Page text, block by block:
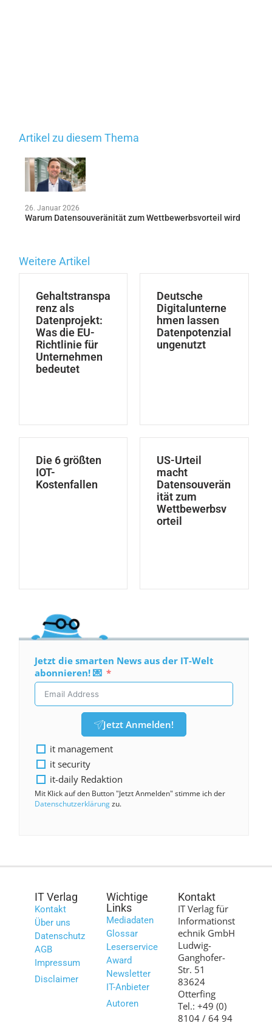
Artikel zu diesem Thema
26. Januar 2026
Warum Datensouveränität zum Wettbewerbsvorteil wird
Weitere Artikel
Gehaltstranspa
renz als
Datenprojekt:
Was die EU-
Richtlinie für
Unternehmen
bedeutet
Deutsche
Digitalunterne
hmen lassen
Datenpotenzial
ungenutzt
Die 6 größten
IOT-
Kostenfallen
US-Urteil
macht
Datensouverän
ität zum
Wettbewerbsv
orteil
Jetzt die smarten News aus der IT-Welt
abonnieren! 💌
Jetzt Anmelden!
it management
it security
it-daily Redaktion
Mit Klick auf den Button "Jetzt Anmelden" stimme ich der
Datenschutzerklärungzu.
IT Verlag
Kontakt
Über uns
Datenschutz
AGB
Impressum
Disclaimer
Wichtige
Links
Mediadaten
Glossar
Leserservice
Award
Newsletter
IT-Anbieter
Autoren
Kontakt
IT Verlag für
Informationst
echnik GmbH
Ludwig-
Ganghofer-
Str. 51
83624
Otterfing
Tel.: +49 (0)
8104 / 64 94